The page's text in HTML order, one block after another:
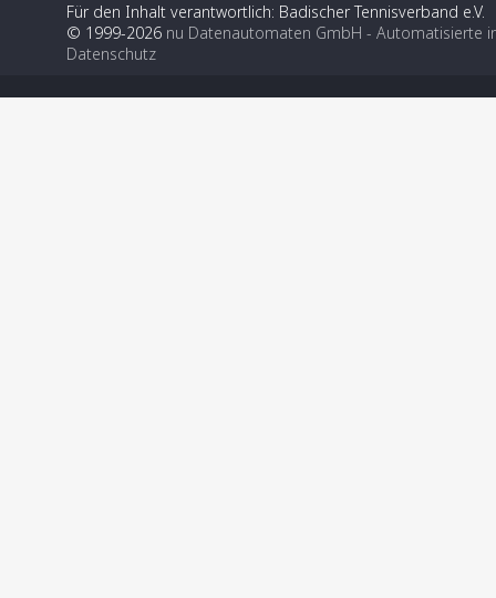
Für den Inhalt verantwortlich: Badischer Tennisverband e.V.
© 1999-2026 nu Datenautomaten GmbH - Automatisierte
Datenschutz